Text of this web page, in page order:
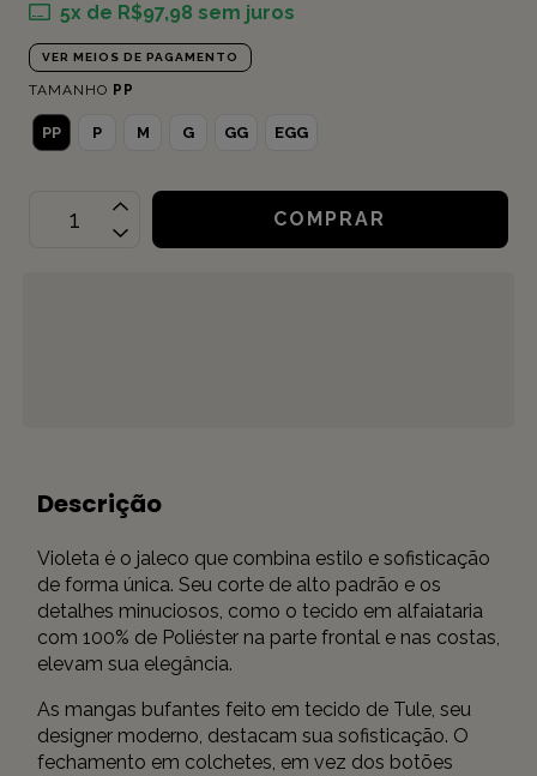
5x de R$97,98 sem juros
VER MEIOS DE PAGAMENTO
TAMANHO PP
PP P M G GG EGG
Descrição
Violeta é o jaleco que combina estilo e sofisticação
de forma única. Seu corte de alto padrão e os
detalhes minuciosos, como o tecido em alfaiataria
com 100% de Poliéster na parte frontal e nas costas,
elevam sua elegância.
As mangas bufantes feito em tecido de Tule, seu
designer moderno, destacam sua sofisticação. O
fechamento em colchetes, em vez dos botões